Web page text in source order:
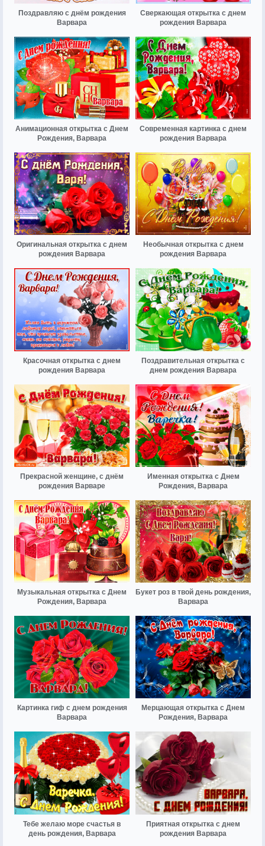
Поздравляю с днём рождения
Варвара
Сверкающая открытка с днем
рождения Варвара
Анимационная открытка с Днем
Рождения, Варвара
Современная картинка с днем
рождения Варвара
Оригинальная открытка с днем
рождения Варвара
Необычная открытка с днем
рождения Варвара
Красочная открытка с днем
рождения Варвара
Поздравительная открытка с
днем рождения Варвара
Прекрасной женщине, с днём
рождения Варваре
Именная открытка с Днем
Рождения, Варвара
Музыкальная открытка с Днем
Рождения, Варвара
Букет роз в твой день рождения,
Варвара
Картинка гиф с днем рождения
Варвара
Мерцающая открытка с Днем
Рождения, Варвара
Тебе желаю море счастья в
день рождения, Варвара
Приятная открытка с днем
рождения Варвара